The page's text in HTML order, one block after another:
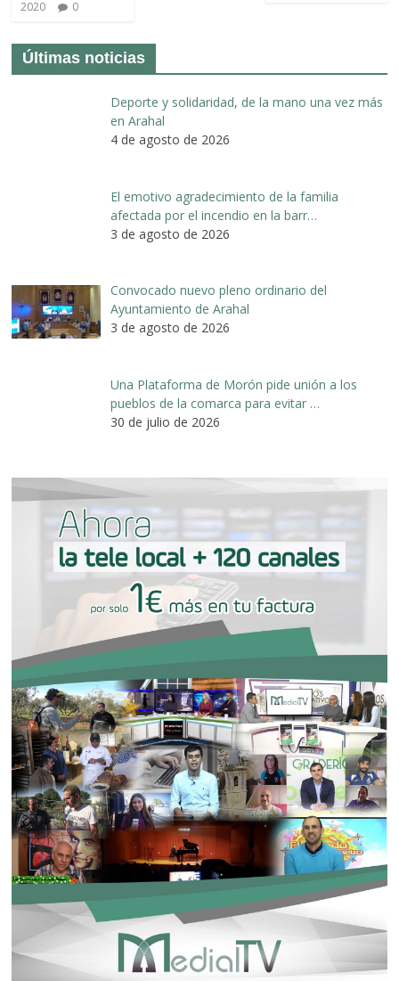
2020 0
Últimas noticias
Deporte y solidaridad, de la mano una vez más
en Arahal
4 de agosto de 2026
El emotivo agradecimiento de la familia
afectada por el incendio en la barr…
3 de agosto de 2026
Convocado nuevo pleno ordinario del
Ayuntamiento de Arahal
3 de agosto de 2026
Una Plataforma de Morón pide unión a los
pueblos de la comarca para evitar …
30 de julio de 2026